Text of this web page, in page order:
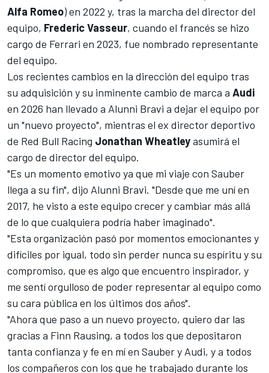
Alfa Romeo) en 2022 y, tras la marcha del director del
equipo, Frederic Vasseur, cuando el francés se hizo
cargo de Ferrari en 2023, fue nombrado representante
del equipo.
Los recientes cambios en la dirección del equipo tras
su adquisición y su inminente cambio de marca a Audi
en 2026 han llevado a Alunni Bravi a dejar el equipo por
un "nuevo proyecto", mientras el ex director deportivo
de Red Bull Racing Jonathan Wheatleyasumirá el
cargo de director del equipo.
"Es un momento emotivo ya que mi viaje con Sauber
llega a su fin", dijo Alunni Bravi. "Desde que me uní en
2017, he visto a este equipo crecer y cambiar más allá
de lo que cualquiera podría haber imaginado".
"Esta organización pasó por momentos emocionantes y
difíciles por igual, todo sin perder nunca su espíritu y su
compromiso, que es algo que encuentro inspirador, y
me sentí orgulloso de poder representar al equipo como
su cara pública en los últimos dos años".
"Ahora que paso a un nuevo proyecto, quiero dar las
gracias a Finn Rausing, a todos los que depositaron
tanta confianza y fe en mí en Sauber y Audi, y a todos
los compañeros con los que he trabajado durante los